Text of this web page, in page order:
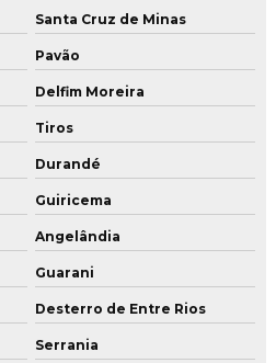
Santa Cruz de Minas
Pavão
Delfim Moreira
Tiros
Durandé
Guiricema
Angelândia
Guarani
Desterro de Entre Rios
Serrania